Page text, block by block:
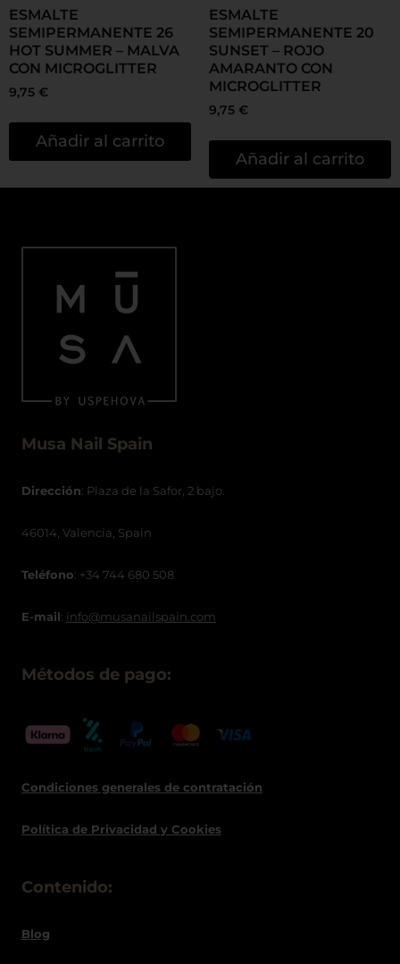
ESMALTE
SEMIPERMANENTE 26
HOT SUMMER – MALVA
CON MICROGLITTER
9,75 €
Añadir al carrito
ESMALTE
SEMIPERMANENTE 20
SUNSET – ROJO
AMARANTO CON
MICROGLITTER
9,75 €
Añadir al carrito
Musa Nail Spain
Dirección: Plaza de la Safor, 2 bajo.
46014, Valencia, Spain
Teléfono: +34 744 680 508
E-mail: info@musanailspain.com
Métodos de pago:
Condiciones generales de contratación
Política de Privacidad y Cookies
Contenido:
Blog